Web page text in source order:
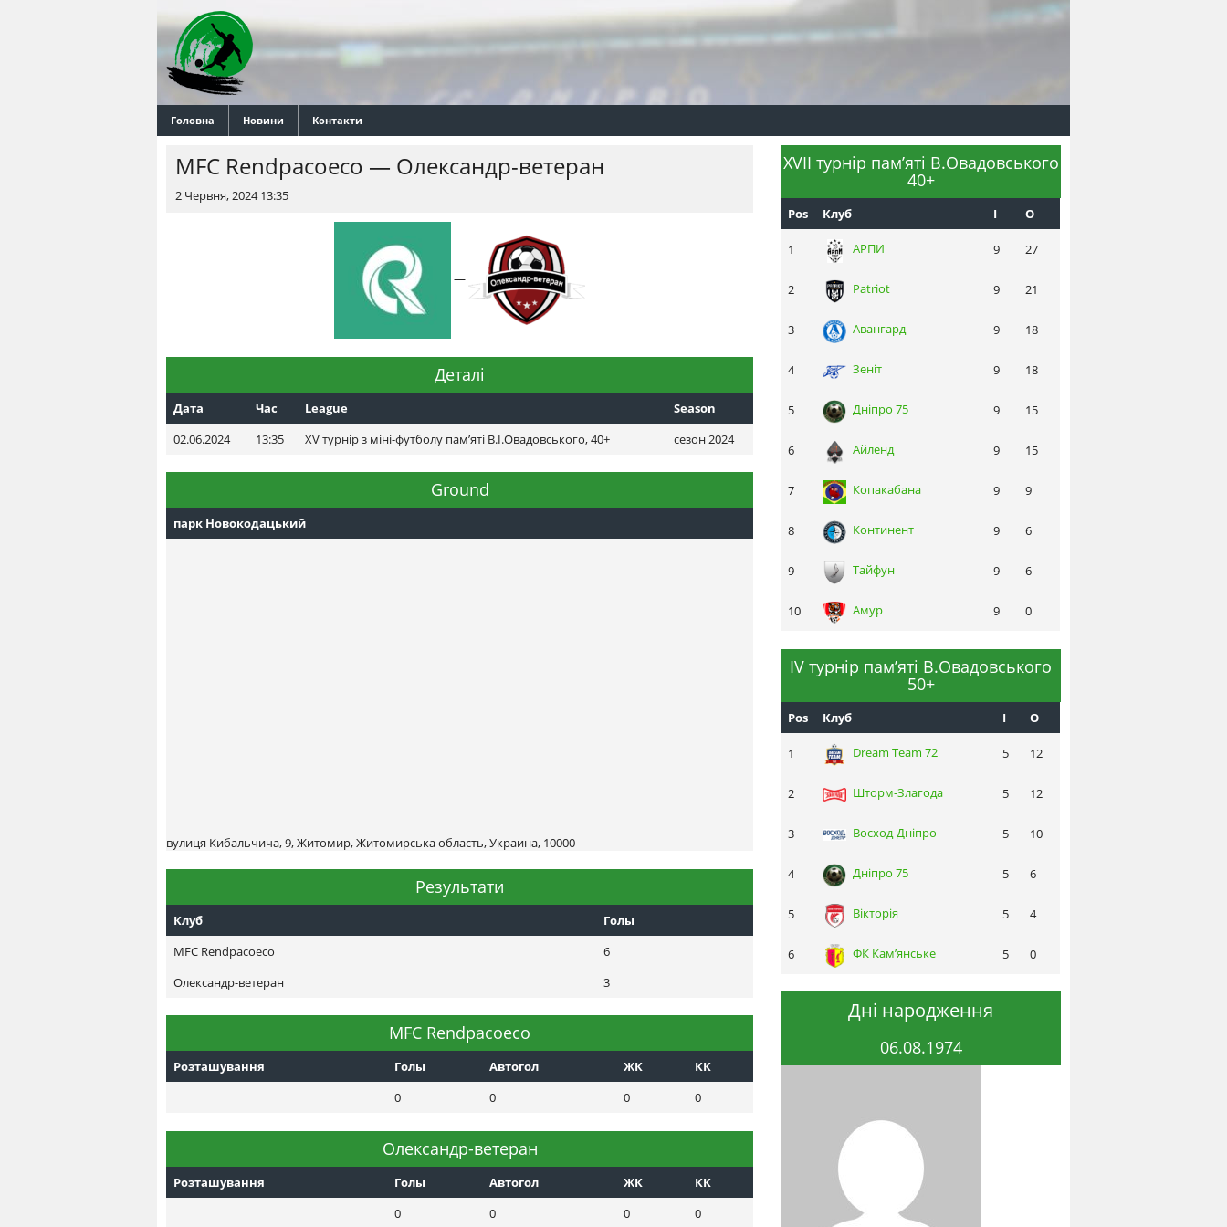
Головна Новини Контакти
MFC Rendpacoeco — Олександр-ветеран
2 Червня, 2024 13:35
—
Деталі
Дата Час League
Season
02.06.2024
13:35 XV турнір з міні-футболу пам’яті В.І.Овадовського, 40+ сезон 2024
Ground
парк Новокодацький
вулиця Кибальчича, 9, Житомир, Житомирська область, Украина, 10000
Результати
Клуб
Голы
MFC Rendpacoeco
6
Олександр-ветеран
3
MFC Rendpacoeco
Розташування Голы Автогол ЖК
КК
0
0 0 0
Олександр-ветеран
Розташування Голы Автогол ЖК
КК
0
0 0 0
XVII турнір пам’яті В.Овадовського
40+
Pos Клуб I О
1 АРПИ 9 27
2 Patriot 9 21
3 Авангард 9 18
4 Зеніт 9 18
5 Днiпро 75 9 15
6 Айленд 9 15
7 Копакабана 9 9
8 Континент 9 6
9 Тайфун 9 6
10 Амур 9 0
ІV турнір пам’яті В.Овадовського
50+
Pos Клуб I О
1 Dream Team 72 5 12
2 Шторм-Злагода 5 12
3 Восход-Днiпро 5 10
4 Днiпро 75 5 6
5 Вікторія 5 4
6 ФК Кам’янське 5 0
Дні народження
06.08.1974